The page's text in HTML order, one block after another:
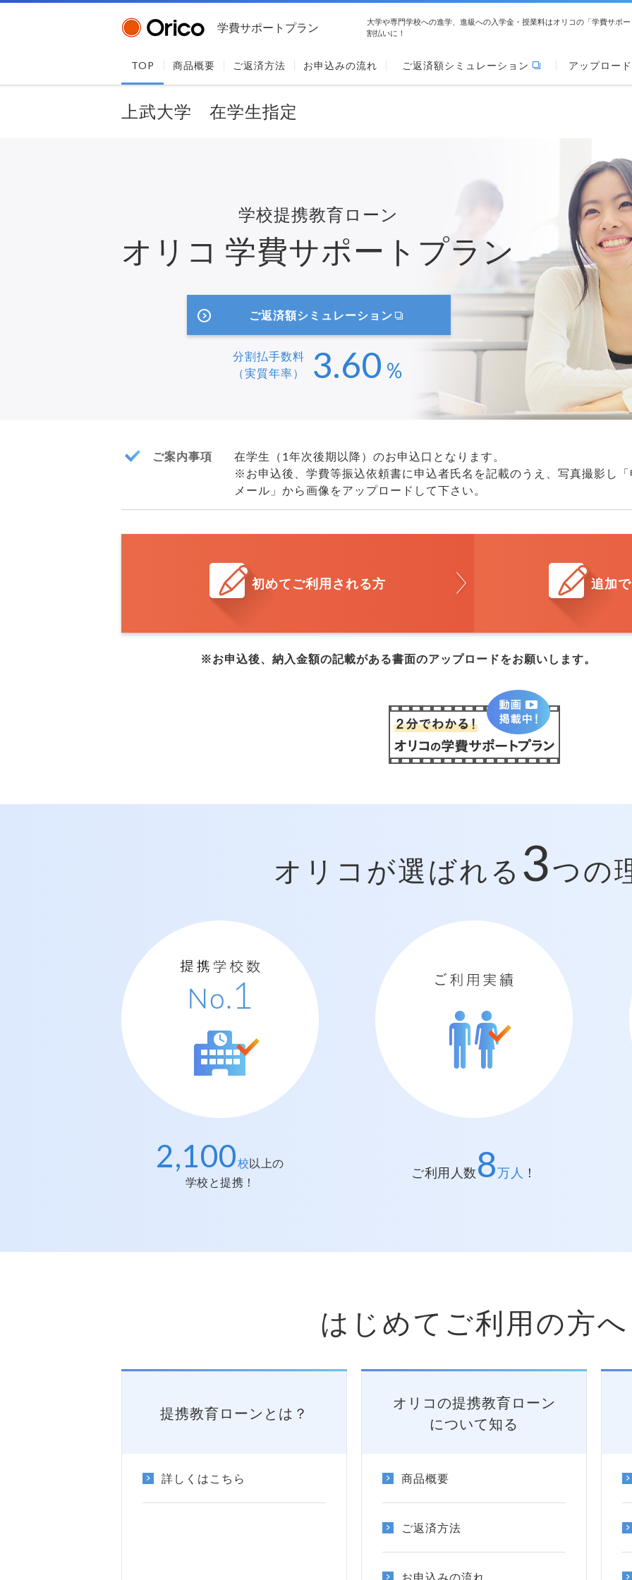
学費サポートプラン
大学や専門学校への進学、進級への入学金・授業料はオリコの「学費サポ
割払いに！
TOP 商品概要 ご返済方法 お申込みの流れ ご返済額シミュレーション アップロード
上武大学 在学生指定
学校提携教育ローン
オリコ 学費サポートプラン
ご返済額シミュレーション
分割払手数料
（実質年率）
3.60 ％
ご案内事項
在学生（1年次後期以降）のお申込口となります。
※お申込後、学費等振込依頼書に申込者氏名を記載のうえ、写真撮影し
メール」から画像をアップロードして下さい。
初めてご利用される方 追加
※お申込後、納入金額の記載がある書面のアップロードをお願いします。
オリコが選ばれる 3つの
提携学校数 No. 1
2,100校以上の
学校と提携！
ご利用人数8万人 ！
はじめてご利用の方へ
提携教育ローンとは？
詳しくはこちら
オリコの提携教育ローン
について知る
商品概要
ご返済方法
お申込みの流れ